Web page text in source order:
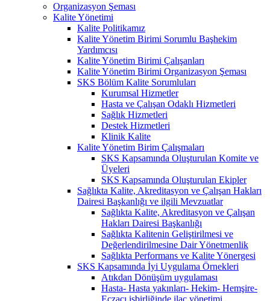
Organizasyon Şeması
Kalite Yönetimi
Kalite Politikamız
Kalite Yönetim Birimi Sorumlu Başhekim
Yardımcısı
Kalite Yönetim Birimi Çalışanları
Kalite Yönetim Birimi Organizasyon Şeması
SKS Bölüm Kalite Sorumluları
Kurumsal Hizmetler
Hasta ve Çalışan Odaklı Hizmetleri
Sağlık Hizmetleri
Destek Hizmetleri
Klinik Kalite
Kalite Yönetim Birim Çalışmaları
SKS Kapsamında Oluşturulan Komite ve
Üyeleri
SKS Kapsamında Oluşturulan Ekipler
Sağlıkta Kalite, Akreditasyon ve Çalışan Hakları
Dairesi Başkanlığı ve ilgili Mevzuatlar
Sağlıkta Kalite, Akreditasyon ve Çalışan
Hakları Dairesi Başkanlığı
Sağlıkta Kalitenin Geliştirilmesi ve
Değerlendirilmesine Dair Yönetmenlik
Sağlıkta Performans ve Kalite Yönergesi
SKS Kapsamında İyi Uygulama Örnekleri
Atıkdan Dönüşüm uygulaması
Hasta- Hasta yakınları- Hekim- Hemşire-
Eczacı işbirliğinde ilaç yönetimi